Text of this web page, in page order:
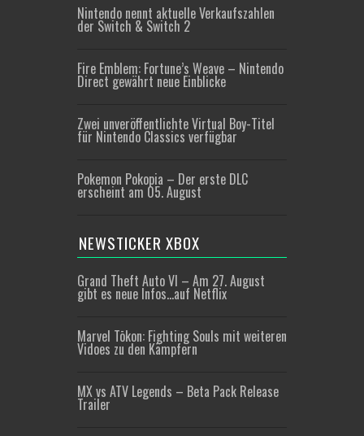
Nintendo nennt aktuelle Verkaufszahlen
der Switch & Switch 2
Fire Emblem: Fortune’s Weave – Nintendo
Direct gewährt neue Einblicke
Zwei unveröffentlichte Virtual Boy-Titel
für Nintendo Classics verfügbar
Pokemon Pokopia – Der erste DLC
erscheint am 05. August
NEWSTICKER XBOX
Grand Theft Auto VI – Am 27. August
gibt es neue Infos…auf Netflix
Marvel Tōkon: Fighting Souls mit weiteren
Vidoes zu den Kämpfern
MX vs ATV Legends – Beta Pack Release
Trailer